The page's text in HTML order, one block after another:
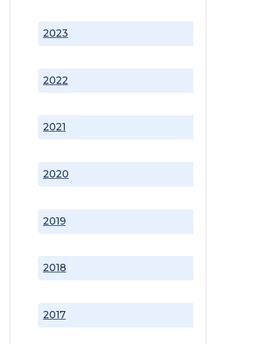
2017
2018
2019
2020
2021
2022
2023